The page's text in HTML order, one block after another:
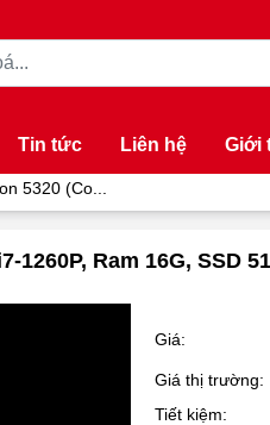
Tin tức Liên hệ Giới
5320 (Co...
1260P, Ram 16G, SSD
Giá:
Giá thị trường:
Tiết kiệm: